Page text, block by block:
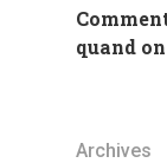
quand
Archives